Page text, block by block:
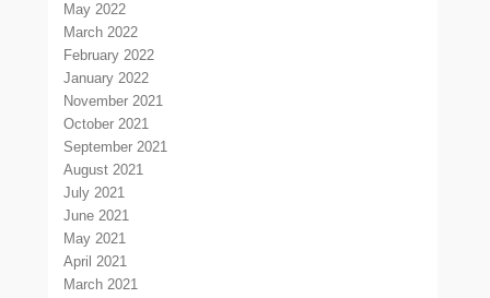
May 2022
March 2022
February 2022
January 2022
November 2021
October 2021
September 2021
August 2021
July 2021
June 2021
May 2021
April 2021
March 2021